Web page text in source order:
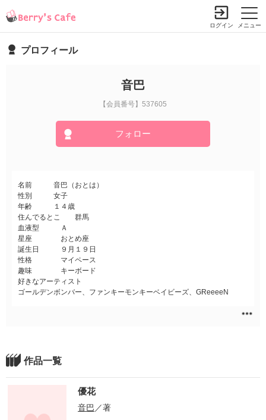
メニュー
ログイン
プロフィール
音巴
【会員番号】537605
フォロー
名前 音巴（おとは）
性別 女子
年齢 １４歳
住んでるとこ 群馬
血液型 Ａ
星座 おとめ座
誕生日 ９月１９日
性格 マイペース
趣味 キーボード
好きなアーティスト
ゴールデンボンバー、ファンキーモンキーベイビーズ、GReeeeN
作品一覧
優花
音巴 ／著